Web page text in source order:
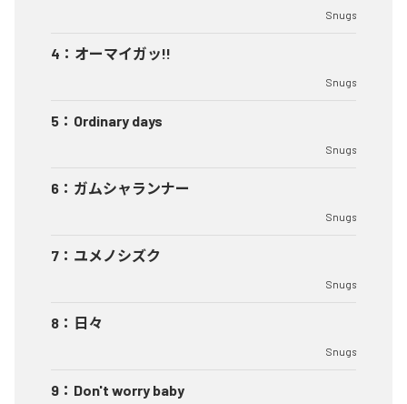
Snugs
4 ： オーマイガッ!!
Snugs
5 ： Ordinary days
Snugs
6 ： ガムシャランナー
Snugs
7 ： ユメノシズク
Snugs
8 ： 日々
Snugs
9 ： Don't worry baby